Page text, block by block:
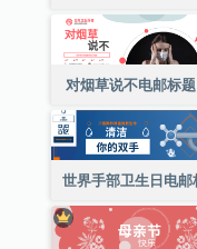
对烟草说不电邮标题